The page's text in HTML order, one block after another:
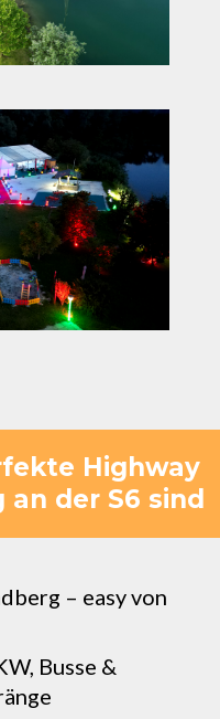
Highway
der S6 sind
– easy von
Busse &